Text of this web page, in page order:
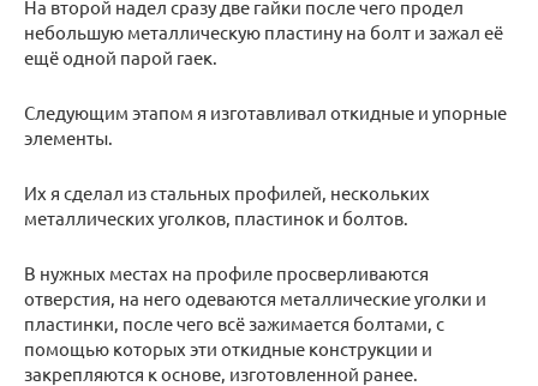
На второй надел сразу две гайки после чего продел
небольшую металлическую пластину на болт и зажал её
ещё одной парой гаек.
Следующим этапом я изготавливал откидные и упорные
элементы.
Их я сделал из стальных профилей, нескольких
металлических уголков, пластинок и болтов.
В нужных местах на профиле просверливаются
отверстия, на него одеваются металлические уголки и
пластинки, после чего всё зажимается болтами, с
помощью которых эти откидные конструкции и
закрепляются к основе, изготовленной ранее.